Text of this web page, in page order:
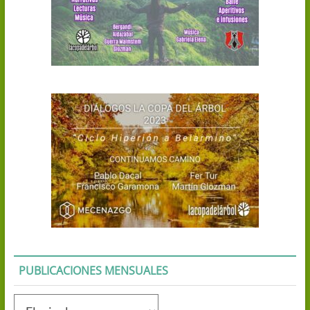
PUBLICACIONES MENSUALES